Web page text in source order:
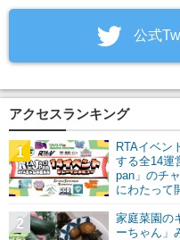
公式
アクセスランキング
RTAイベン
する全14運
pan」のチ
にわたって
1
家庭菜園の
ーちゃん」
2